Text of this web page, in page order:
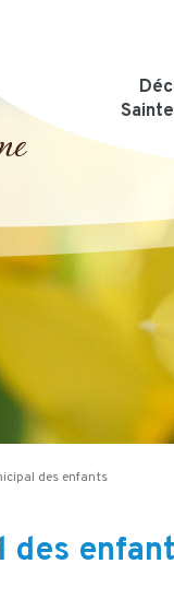
des enfants
des